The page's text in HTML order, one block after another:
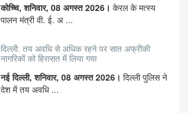
कोच्चि, शनिवार, 08 अगस्त 2026। केरल के मत्स्य
पालन मंत्री वी. ई. अ ...
दिल्ली: तय अवधि से अधिक रहने पर सात अफ्रीकी
नागरिकों को हिरासत में लिया गया
नई दिल्ली, शनिवार, 08 अगस्त 2026। दिल्ली पुलिस ने
देश में तय अवधि ...